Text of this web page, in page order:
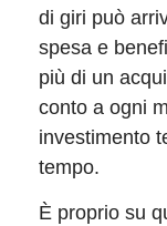
di giri può
spesa e
più di un
conto a ogni
investimento
tempo.
È proprio su